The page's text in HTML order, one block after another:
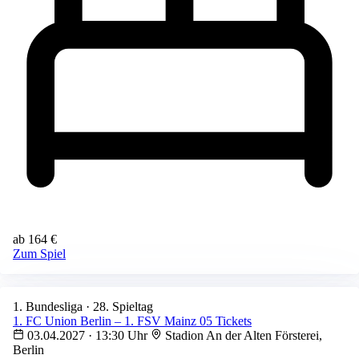
ab 164 €
Zum Spiel
1. Bundesliga · 28. Spieltag
1. FC Union Berlin – 1. FSV Mainz 05 Tickets
03.04.2027 · 13:30 Uhr
Stadion An der Alten Försterei,
Berlin